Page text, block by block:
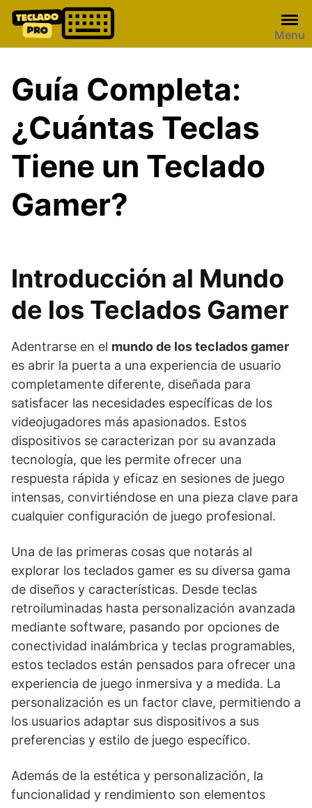
Skip
content
Menu
Guía Completa:
¿Cuántas Teclas
Tiene un Teclado
Gamer?
Introducción al Mundo
de los Teclados Gamer
Adentrarse en el mundo de los teclados gamer
es abrir la puerta a una experiencia de usuario
completamente diferente, diseñada para
satisfacer las necesidades específicas de los
videojugadores más apasionados. Estos
dispositivos se caracterizan por su avanzada
tecnología, que les permite ofrecer una
respuesta rápida y eficaz en sesiones de juego
intensas, convirtiéndose en una pieza clave para
cualquier configuración de juego profesional.
Una de las primeras cosas que notarás al
explorar los teclados gamer es su diversa gama
de diseños y características. Desde teclas
retroiluminadas hasta personalización avanzada
mediante software, pasando por opciones de
conectividad inalámbrica y teclas programables,
estos teclados están pensados para ofrecer una
experiencia de juego inmersiva y a medida. La
personalización es un factor clave, permitiendo a
los usuarios adaptar sus dispositivos a sus
preferencias y estilo de juego específico.
Además de la estética y personalización, la
funcionalidad y rendimiento son elementos